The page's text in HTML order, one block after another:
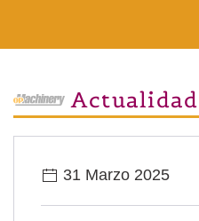
Actualidad
31 Marzo 2025